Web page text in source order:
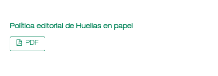
Política editorial de Huellas en papel
PDF